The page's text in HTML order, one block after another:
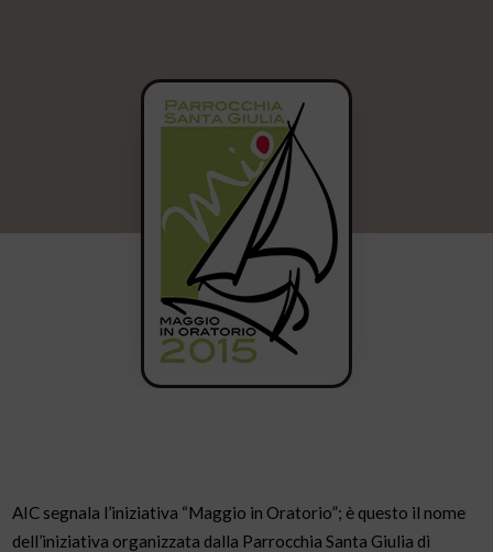
AIC segnala l’iniziativa “Maggio in Oratorio”; è questo il nome
dell’iniziativa organizzata dalla Parrocchia Santa Giulia di